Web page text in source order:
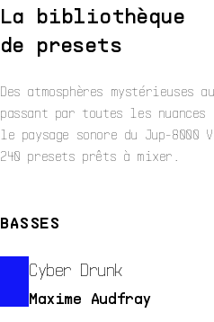
La bibliothèque
de presets
Des atmosphères mystérieuses
passant par toutes les
le paysage sonore du Jup-8000
240 presets prêts à mixer.
BASSES
Cyber Drunk
Maxime Audfray